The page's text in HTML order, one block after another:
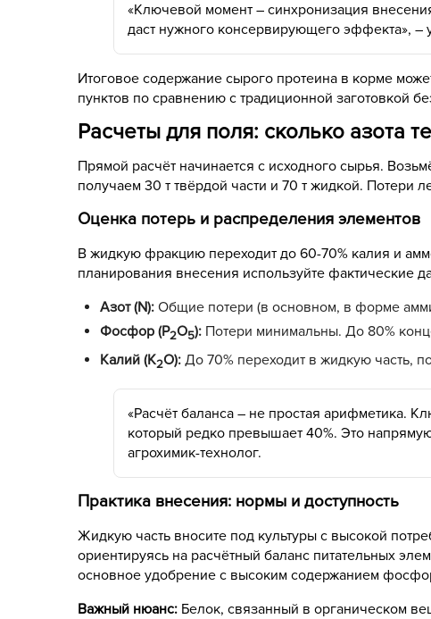
«Ключевой момент – синхронизация
даст нужного консервирующего эффекта», –
Итоговое содержание сырого протеина в корме
пунктов по сравнению с традиционной заготовкой
Расчеты для поля: сколько азота
Прямой расчёт начинается с исходного сырья.
получаем 30 т твёрдой части и 70 т жидкой. Потери
Оценка потерь и распределения элементов
В жидкую фракцию переходит до 60-70% калия и
планирования внесения используйте фактические
Азот (N): Общие потери (в основном, в форме
Фосфор (P2O5): Потери минимальны. До 80%
Калий (K2O): До 70% переходит в жидкую часть,
«Расчёт баланса – не простая арифметика.
который редко превышает 40%. Это
агрохимик-технолог.
Практика внесения: нормы и доступность
Жидкую часть вносите под культуры с высокой
ориентируясь на расчётный баланс питательных
основное удобрение с высоким содержанием
Важный нюанс: Белок, связанный в органическом